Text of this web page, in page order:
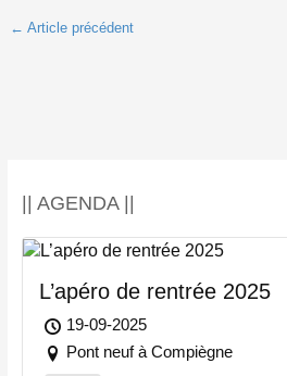
|| AGENDA ||
L’apéro de rentrée 2025
19-09-2025
Pont neuf à Compiègne
← Article précédent